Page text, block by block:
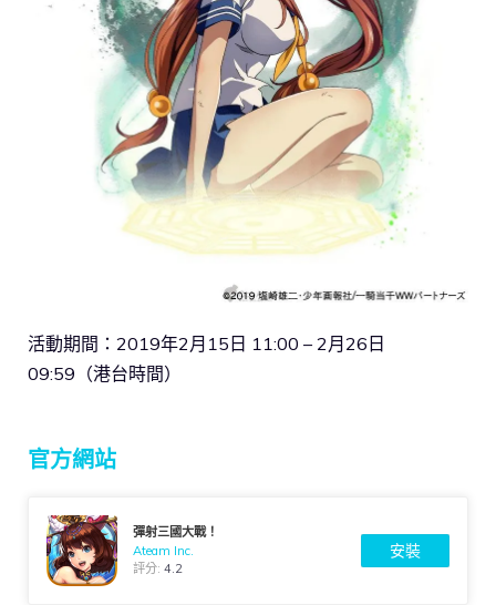
活動期間：2019年2月15日 11:00 – 2月26日
09:59（港台時間）
官方網站
彈射三國大戰！
Ateam Inc.
評分:4.2
安裝